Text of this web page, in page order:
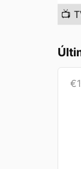
📺
€